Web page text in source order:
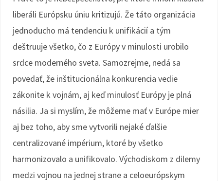
liberáli Európsku úniu kritizujú. Že táto organizácia
jednoducho má tendenciu k unifikácií a tým
deštruuje všetko, čo z Európy v minulosti urobilo
srdce moderného sveta. Samozrejme, nedá sa
povedať, že inštitucionálna konkurencia vedie
zákonite k vojnám, aj keď minulosť Európy je plná
násilia. Ja si myslím, že môžeme mať v Európe mier
aj bez toho, aby sme vytvorili nejaké ďalšie
centralizované impérium, ktoré by všetko
harmonizovalo a unifikovalo. Východiskom z dilemy
medzi vojnou na jednej strane a celoeurópskym